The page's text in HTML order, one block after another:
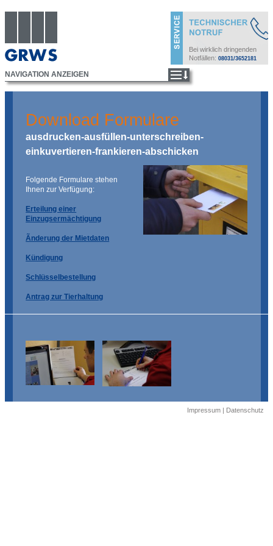
Bei wirklich dringenden
Notfällen:08031/3652181
Download Formulare
ausdrucken-ausfüllen-unterschreiben-
einkuvertieren-frankieren-abschicken
Folgende Formulare stehen
Ihnen zur Verfügung:
Erteilung einer
Einzugsermächtigung
Ãnderung der Mietdaten
Kündigung
Schlüsselbestellung
Antrag zur Tierhaltung
Impressum | Datenschutz